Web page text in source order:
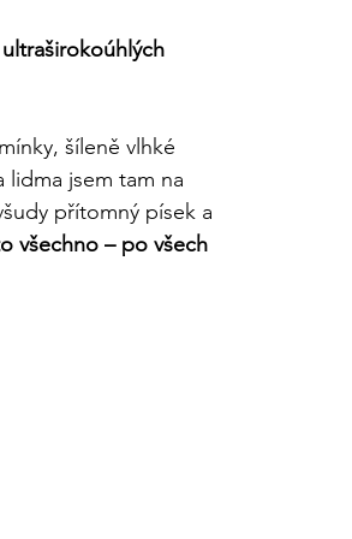
šíleně vlhké
jsem tam na
přítomný písek a
všechno – po všech